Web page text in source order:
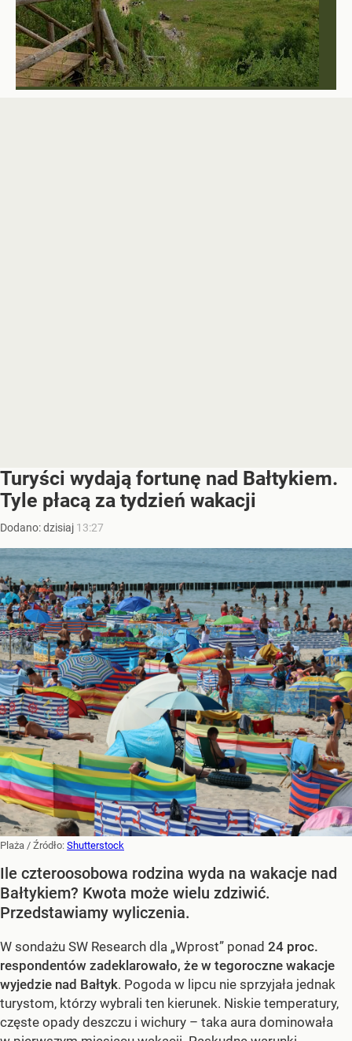
Turyści wydają fortunę nad Bałtykiem.
Tyle płacą za tydzień wakacji
Dodano:dzisiaj 13:27
Plaża / Źródło: Shutterstock
Ile czteroosobowa rodzina wyda na wakacje nad
Bałtykiem? Kwota może wielu zdziwić.
Przedstawiamy wyliczenia.
W sondażu SW Research dla „Wprost” ponad 24 proc.
respondentów zadeklarowało, że w tegoroczne wakacje
wyjedzie nad Bałtyk. Pogoda w lipcu nie sprzyjała jednak
turystom, którzy wybrali ten kierunek. Niskie temperatury,
częste opady deszczu i wichury – taka aura dominowała